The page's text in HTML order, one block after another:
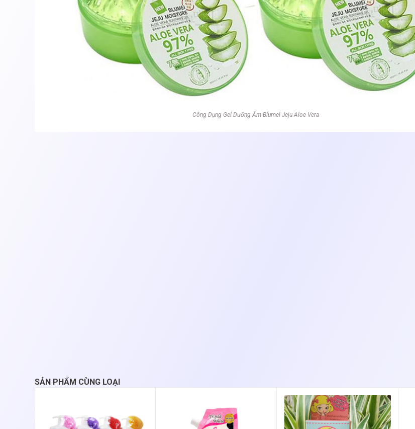
Công Dụng Gel Dưỡng Ẩm Blumel Jeju Aloe Vera
SẢN PHẨM CÙNG LOẠI